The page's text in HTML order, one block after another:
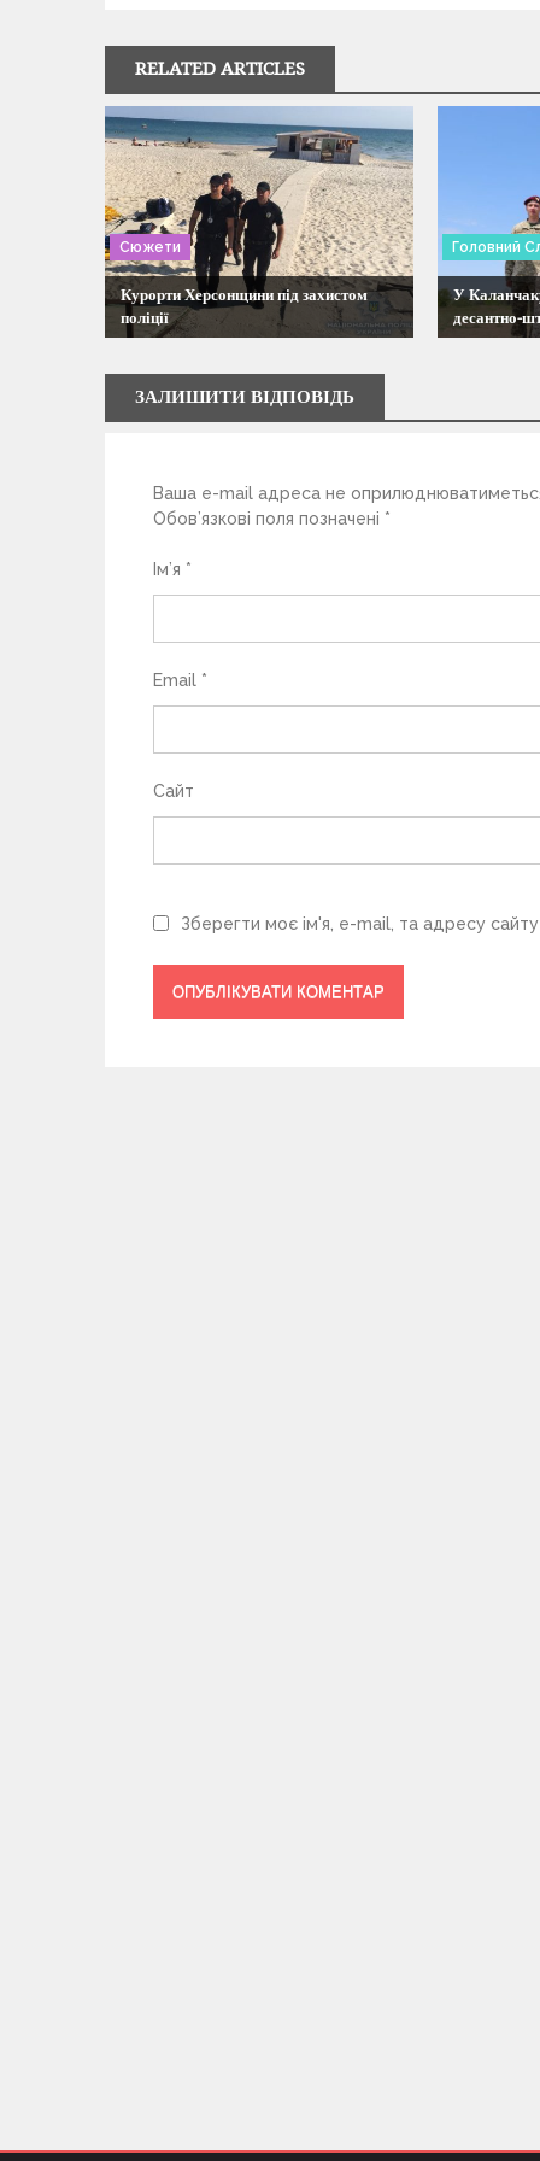
г
а
ц
і
я
з
а
и
с
і
в
RELATED ARTICLES
Сюжети
Курорти Херсонщини під захистом
поліції
Головний
У
десантно-
ЗАЛИШИТИ ВІДПОВІДЬ
Ваша e-mail адреса не
Обов’язкові поля позначені *
Ім’я *
Email *
Сайт
Зберегти моє ім'я, e-mail, та адресу